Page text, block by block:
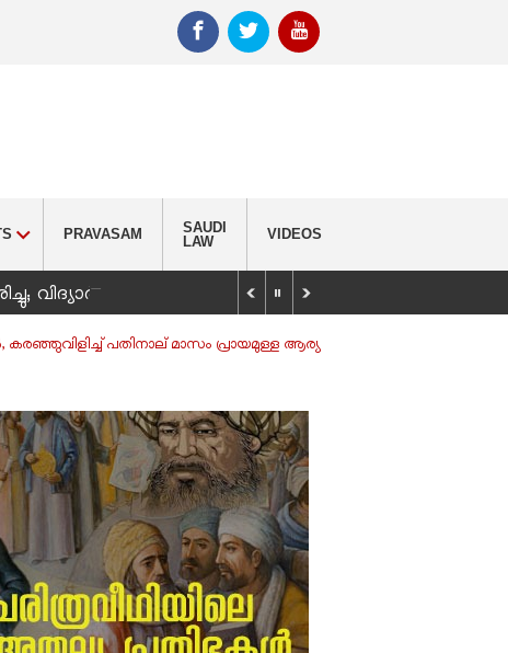
PRAVASAM
SAUDI
LAW
VIDEOS
വിദ്യാർഥിയെ കണ്ടെത്താൻ തിരച്ചിൽ
പതിനാല് മാസം പ്രായമുള്ള ആര്യ